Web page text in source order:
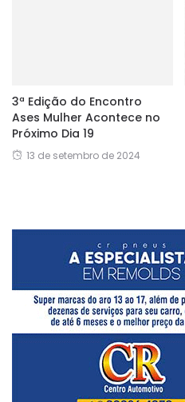
3ª Edição do Encontro
Ases Mulher Acontece no
Próximo Dia 19
13 de setembro de 2024